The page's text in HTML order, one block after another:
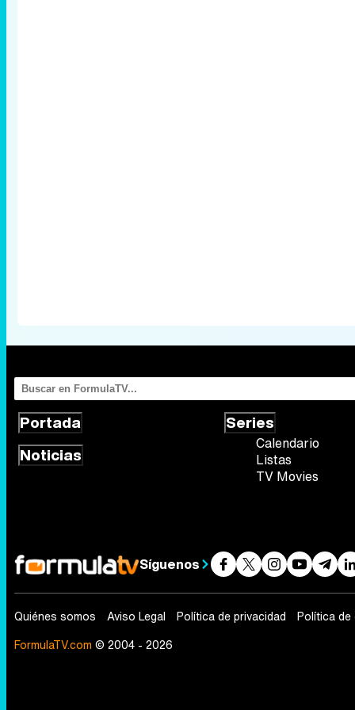
Portada
Noticias
Series
Calendario
Listas
TV Movies
Síguenos
Quiénes somos Aviso Legal Política de privacidad Política
FormulaTV.com © 2004 - 2026